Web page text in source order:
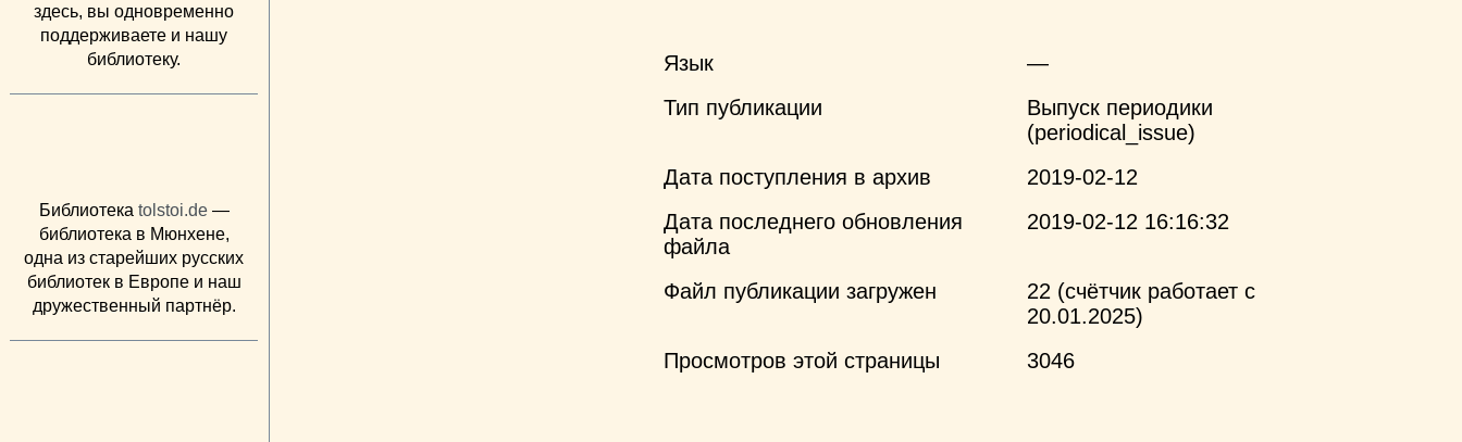
здесь, вы одновременно
поддерживаете и нашу
библиотеку.
Библиотека tolstoi.de—
библиотека в Мюнхене,
одна из старейших русских
библиотек в Европе и наш
дружественный партнёр.
Язык
—
Тип публикации
Выпуск периодики
(periodical_issue)
Дата поступления в архив
2019-02-12
Дата последнего обновления
файла
2019-02-12 16:16:32
Файл публикации загружен
22 (счётчик работает с
20.01.2025)
Просмотров этой страницы
3046